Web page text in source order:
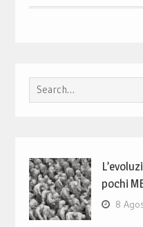
Search
for:
pochi
8